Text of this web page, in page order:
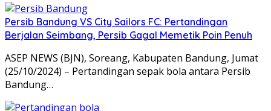
Persib Bandung VS City Sailors FC: Pertandingan
Berjalan Seimbang, Persib Gagal Memetik Poin Penuh
ASEP NEWS (BJN), Soreang, Kabupaten Bandung, Jumat
(25/10/2024) – Pertandingan sepak bola antara Persib
Bandung…